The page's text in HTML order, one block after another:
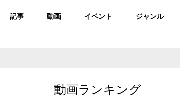
記事 動画 イベント ジャンル
動画ランキング